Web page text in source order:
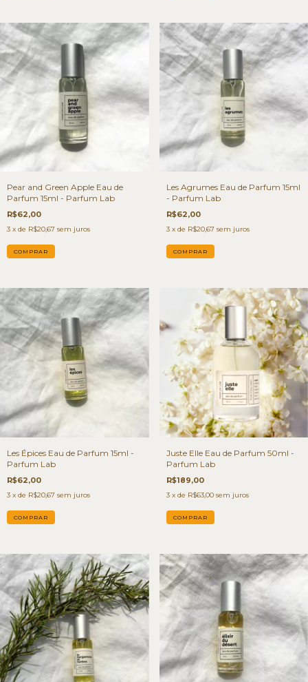
Pear and Green Apple Eau de
Parfum 15ml - Parfum Lab
R$62,00
3 x de R$20,67 sem juros
Les Agrumes Eau de Parfum 15ml
- Parfum Lab
R$62,00
3 x de R$20,67 sem juros
Les Épices Eau de Parfum 15ml -
Parfum Lab
R$62,00
3 x de R$20,67 sem juros
Juste Elle Eau de Parfum 50ml -
Parfum Lab
R$189,00
3 x de R$63,00 sem juros